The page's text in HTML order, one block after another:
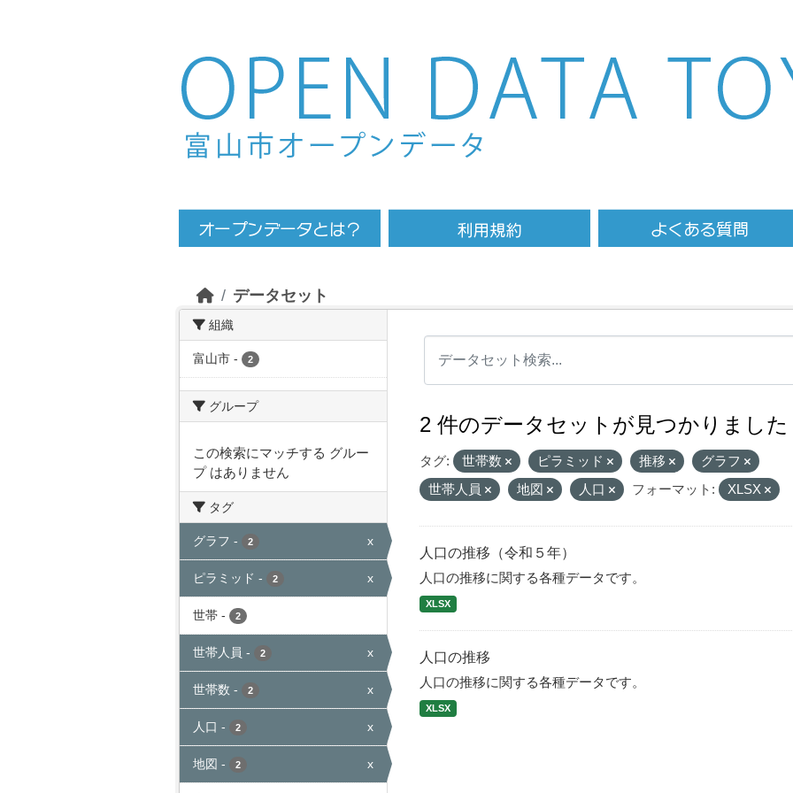
Skip to main content
データセット
組織
富山市 - 2
グループ
この検索にマッチする グルー
プ はありません
タグ
グラフ - 2 x
ピラミッド - 2 x
世帯 - 2
世帯人員 - 2 x
世帯数 - 2 x
人口 - 2 x
地図 - 2 x
2 件のデータセットが見つかりました
タグ: 世帯数 ピラミッド 推移
グラフ
世帯人員
地図 人口 フォーマット: XLSX
人口の推移（令和５年）
人口の推移に関する各種データです。
XLSX
人口の推移
人口の推移に関する各種データです。
XLSX